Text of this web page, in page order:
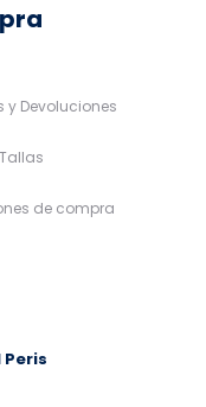
y Devoluciones
de compra